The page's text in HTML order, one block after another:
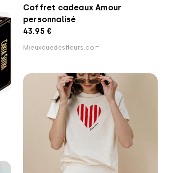
Coffret cadeaux Amour
personnalisé
43.95 €
Mieuxquedesfleurs.com